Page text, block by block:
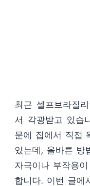
최근 셀프브라질
서 각광받고 있습
문에 집에서 직접
있는데, 올바른 방
자극이나 부작용
합니다. 이번 글에